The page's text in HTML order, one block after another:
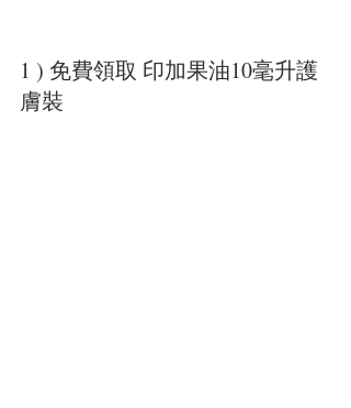
1 ) 免費領取 印加果油10毫升護
膚裝